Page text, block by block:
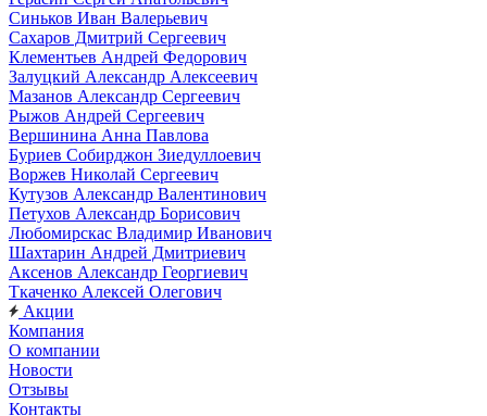
Синьков Иван Валерьевич
Сахаров Дмитрий Сергеевич
Клементьев Андрей Федорович
Залуцкий Александр Алексеевич
Мазанов Александр Сергеевич
Рыжов Андрей Сергеевич
Вершинина Анна Павлова
Буриев Собирджон Зиедуллоевич
Воржев Николай Сергеевич
Кутузов Александр Валентинович
Петухов Александр Борисович
Любомирскас Владимир Иванович
Шахтарин Андрей Дмитриевич
Аксенов Александр Георгиевич
Ткаченко Алексей Олегович
Акции
Компания
О компании
Новости
Отзывы
Контакты